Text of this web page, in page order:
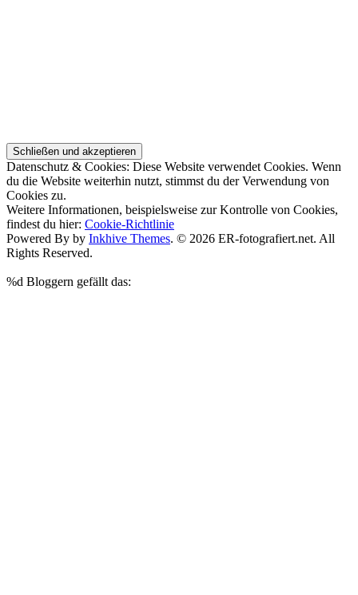
Datenschutz & Cookies: Diese Website verwendet Cookies. Wenn
du die Website weiterhin nutzt, stimmst du der Verwendung von
Cookies zu.
Weitere Informationen, beispielsweise zur Kontrolle von Cookies,
findest du hier: Cookie-Richtlinie
Powered By by Inkhive Themes. © 2026 ER-fotografiert.net. All
Rights Reserved.
%d Bloggern gefällt das: